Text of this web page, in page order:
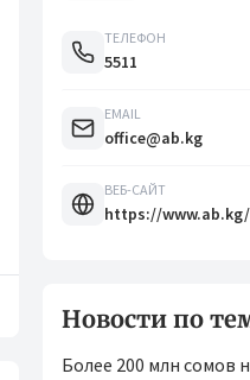
ТЕЛЕФОН
5511
EMAIL
office@ab.kg
ВЕБ-САЙТ
https://
Новости по
Более 200 млн сомов